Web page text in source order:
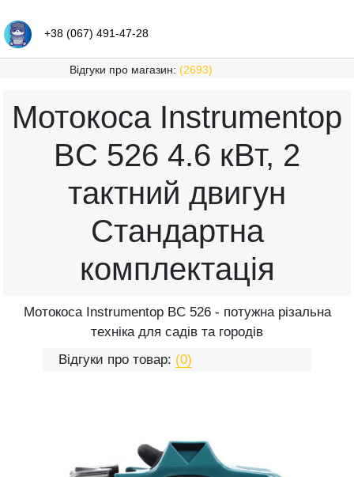
+38 (067) 491-47-28
Відгуки про магазин: (2693)
Мотокоса Instrumentop
BC 526 4.6 кВт, 2
тактний двигун
Стандартна
комплектація
Мотокоса Instrumentop BC 526 - потужна різальна
техніка для садів та городів
Відгуки про товар: (0)